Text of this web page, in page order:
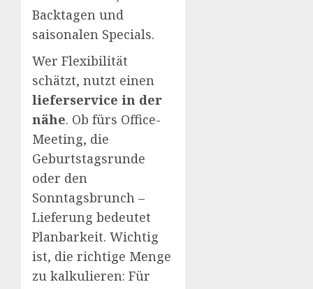
Backtagen und
saisonalen Specials.
Wer Flexibilität
schätzt, nutzt einen
lieferservice in der
nähe. Ob fürs Office-
Meeting, die
Geburtstagsrunde
oder den
Sonntagsbrunch –
Lieferung bedeutet
Planbarkeit. Wichtig
ist, die richtige Menge
zu kalkulieren: Für